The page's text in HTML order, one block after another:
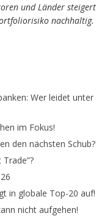
und Länder steigert
nachhaltig.
Wer leidet unter
im Fokus!
den nächsten Schub?
in globale Top-20 auf!
nicht aufgehen!